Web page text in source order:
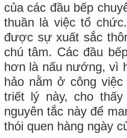
của các đầu bếp
thuần là việc tổ
được sự xuất sắc
chú tâm. Các đầu
hơn là nấu nướng, vì
hảo nằm ở công
triết lý này, cho
nguyên tắc này để
thói quen hàng ngày